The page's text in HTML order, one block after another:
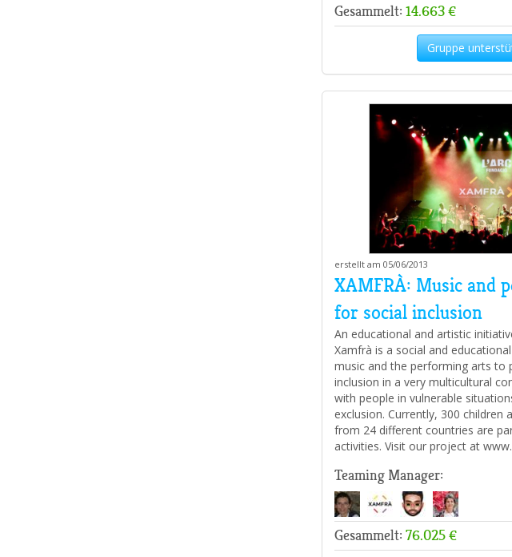
Gesammelt: 14.663 €
Gruppe
erstellt am 05/06/2013
XAMFRÀ: Music and
for social inclusion
An educational and artistic
Xamfrà is a social and
music and the performing arts to
inclusion in a very multicultural
with people in vulnerable
exclusion. Currently, 300 children
from 24 different countries are
activities. Visit our project at
Teaming Manager:
Gesammelt: 76.025 €